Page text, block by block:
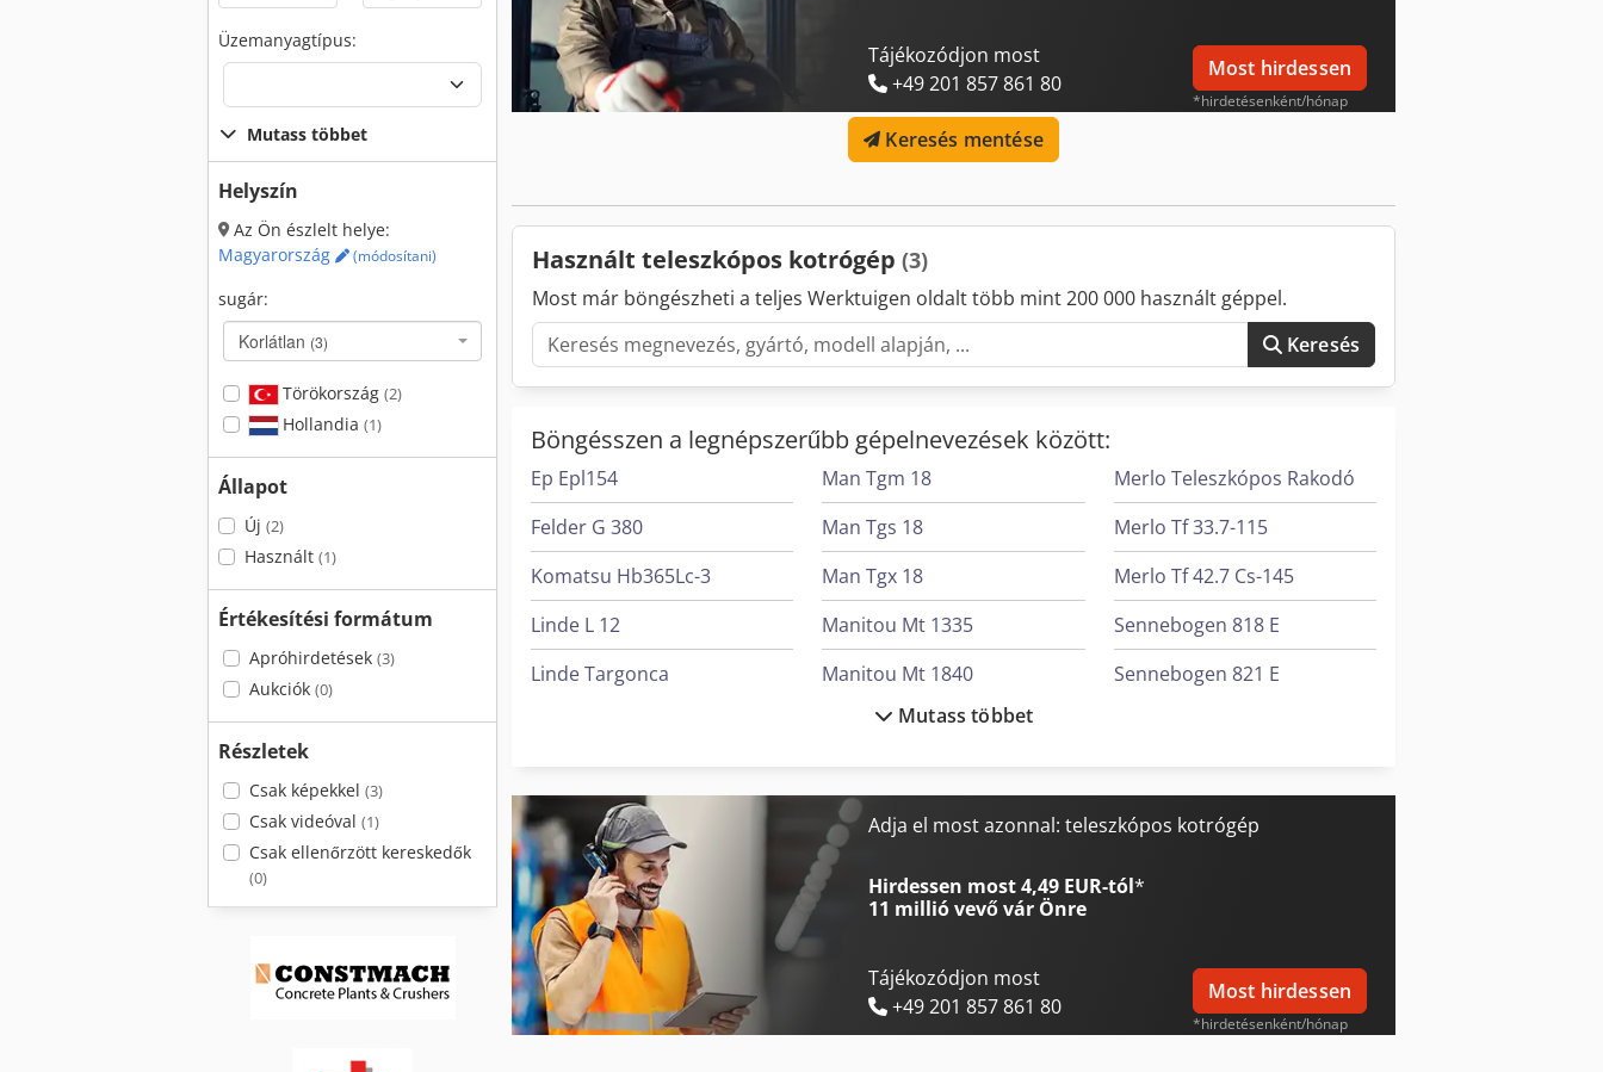
Üzemanyagtípus:
Mutass többet
Helyszín
Az Ön észlelt helye:
Magyarország
(módosítani)
sugár:
Korlátlan (3)
Törökország (2)
Hollandia (1)
Állapot
Új (2)
Használt (1)
Értékesítési formátum
Apróhirdetések (3)
Aukciók (0)
Részletek
Csak képekkel (3)
Csak videóval (1)
Csak ellenőrzött kereskedők
(0)
Tájékozódjon most
+49 201 857 861 80
Most hirdessen
*hirdetésenként/hónap
Keresés mentése
Használt teleszkópos kotrógép (3)
Most már böngészheti a teljes Werktuigen oldalt több mint 200 000 használt géppel.
Keresés
Böngésszen a legnépszerűbb gépelnevezések között:
Ep Epl154
Felder G 380
Komatsu Hb365Lc-3
Linde L 12
Linde Targonca
Man Tgl 10
Man Tgm 15
Man Tgm 18
Man Tgs 18
Man Tgx 18
Manitou Mt 1335
Manitou Mt 1840
Mercedes-Benz Mb Trac
Merlo P 27.6 Plus
Merlo R 50.21 S
Merlo Teleszkópos Rakodó
Merlo Tf 33.7-115
Merlo Tf 42.7 Cs-145
Sennebogen 818 E
Sennebogen 821 E
Mutass többet
Adja el most azonnal: teleszkópos kotrógép
Hirdessen most 4,49 EUR-tól*
11 millió vevővár Önre
Tájékozódjon most
+49 201 857 861 80
Most hirdessen
*hirdetésenként/hónap